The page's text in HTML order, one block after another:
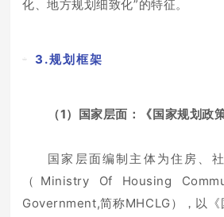
化、地方规划细致化”的特征。
3.规划框架
（1）国家层面：《国家规划政
国家层面编制主体为住房、
（Ministry Of Housing
Government,简称MHCLG），以《